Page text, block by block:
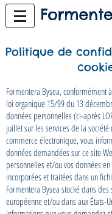
Politique de
Formentera Bysea, conformément
loi organique 15/99 du 13
données personnelles (ci-après
juillet sur les services de la
commerce électronique, vous
données demandées sur ce site
personnelles et/ou vos données
incorporées et traitées dans un
Formentera Bysea stocké dans
européenne et/ou dans aux États-